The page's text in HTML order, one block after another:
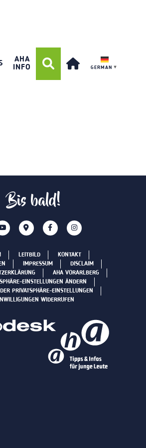
AHA
INFO
GERMAN ▼
Bis bald!
LEITBILD
KONTAKT
IMPRESSUM
DISCLAIM
AHA VORARLBERG
EINSTELLUNGEN ÄNDERN
PRIVATSPHÄRE-EINSTELLUNGEN
WIDERRUFEN